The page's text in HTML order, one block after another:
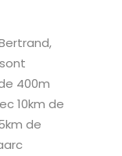
400m
10km de
de